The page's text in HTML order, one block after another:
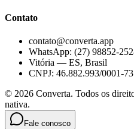
Contato
contato@converta.app
WhatsApp: (27) 98852-
Vitória — ES, Brasil
CNPJ: 46.882.993/0001-73
© 2026 Converta. Todos os
nativa.
Fale conosco